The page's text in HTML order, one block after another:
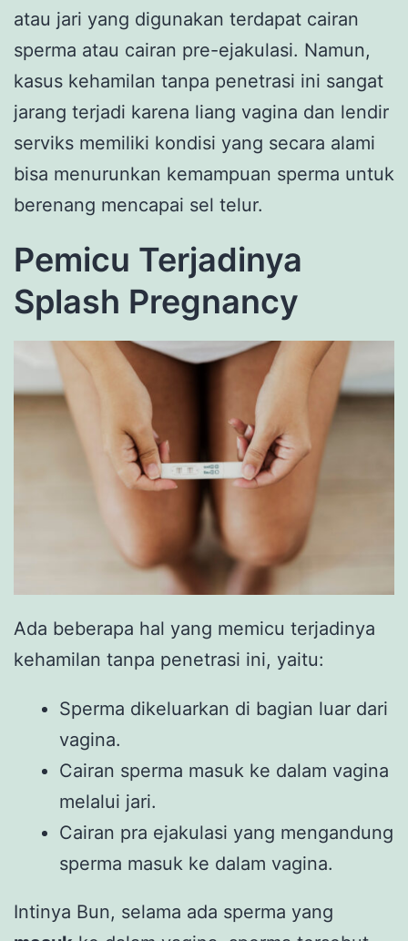
atau jari yang digunakan terdapat cairan
sperma atau cairan pre-ejakulasi. Namun,
kasus kehamilan tanpa penetrasi ini sangat
jarang terjadi karena liang vagina dan lendir
serviks memiliki kondisi yang secara alami
bisa menurunkan kemampuan sperma untuk
berenang mencapai sel telur.
Pemicu Terjadinya
Splash Pregnancy
Ada beberapa hal yang memicu terjadinya
kehamilan tanpa penetrasi ini, yaitu:
Sperma dikeluarkan di bagian luar dari
vagina.
Cairan sperma masuk ke dalam vagina
melalui jari.
Cairan pra ejakulasi yang mengandung
sperma masuk ke dalam vagina.
Intinya Bun, selama ada sperma yang